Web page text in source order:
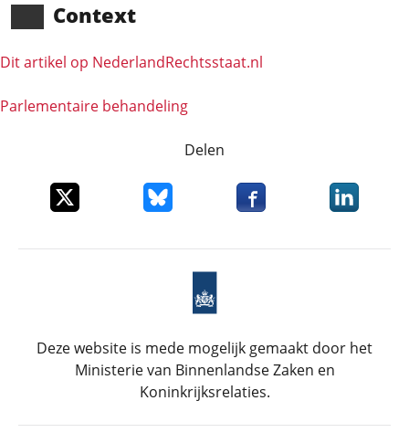
Context
Dit artikel op NederlandRechts­staat.nl
Parlementaire behandeling
Delen
Deel dit item op XDeel dit item op Bluesky
Deel dit item opDeel dit
Deze website is mede mogelijk gemaakt door het
Ministerie van Binnenlandse Zaken en
Koninkrijksrelaties.